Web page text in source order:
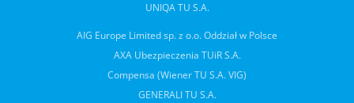
UNIQA TU S.A.
AIG Europe Limited sp. z o.o. Oddział w Polsce
AXA Ubezpieczenia TUiR S.A.
Compensa (Wiener TU S.A. VIG)
GENERALI TU S.A.